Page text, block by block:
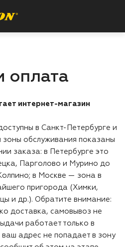
гарантии
оплата
интернет-магазин
в Санкт-Петербурге и
зоны обслуживания показаны
заказа: в Петербурге это
Парголово и Мурино до
в Москве — зона в
пригорода (Химки,
и др.). Обратите внимание:
доставка, самовывоз не
работает только в
адрес не попадает в зону